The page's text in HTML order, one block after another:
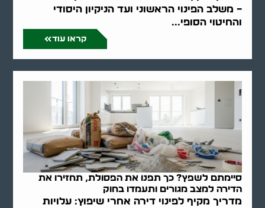
– משלב הפינוי הראשוני ועד הניקיון היסודי
והחיטוי הסופי...
קראו עוד
סיימתם לשפץ? כך תפנו את הפסולת, תחזירו את
הדירה למצב מגורים ותעמדו בחוק
מדריך מקיף לפינוי דירה אחרי שיפוץ: עלויות